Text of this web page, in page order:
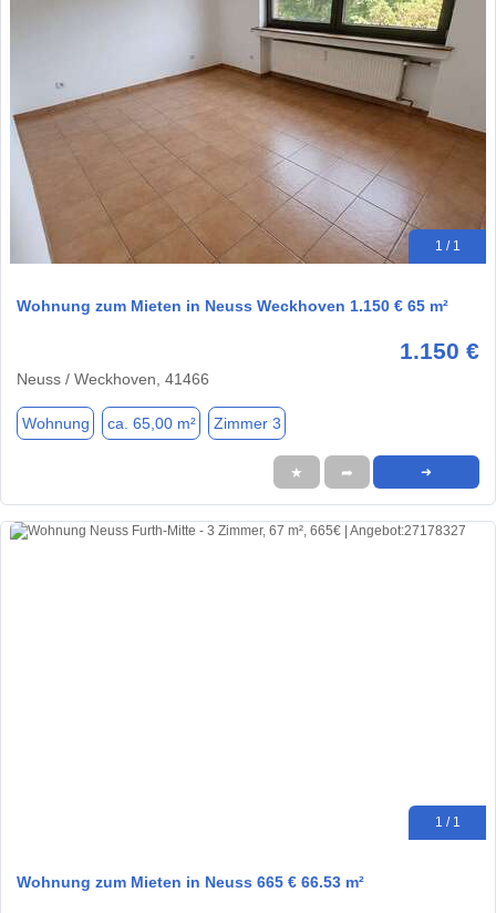
1 / 1
Wohnung zum Mieten in Neuss Weckhoven 1.150 € 65 m²
1.150 €
Neuss / Weckhoven, 41466
Wohnung ca. 65,00 m² Zimmer 3
★ ➦ ➜
1 / 1
Wohnung zum Mieten in Neuss 665 € 66.53 m²